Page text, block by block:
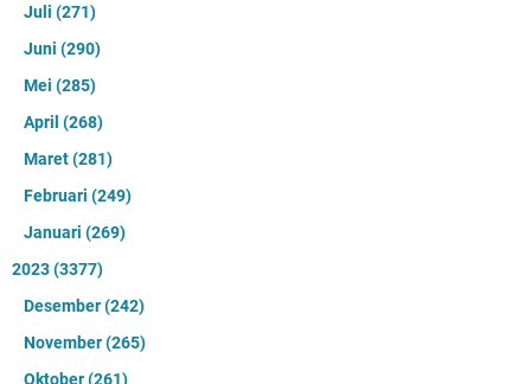
Juli (271)
Juni (290)
Mei (285)
April (268)
Maret(281)
Februari (249)
Januari (269)
2023(3377)
Desember(242)
November(265)
Oktober(261)